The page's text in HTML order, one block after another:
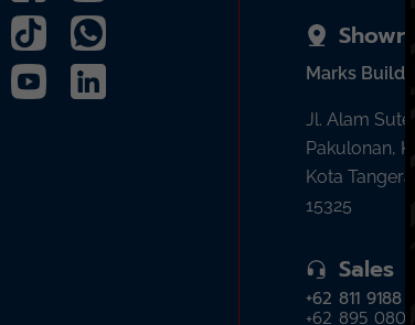
Marks
Jl. Alam
Pakulonan,
Kota
15325
Sales
+62 811 9188
+62 895 0808